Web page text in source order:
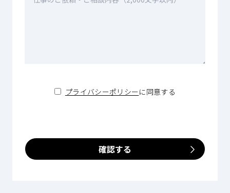
プライバシーポリシー に同意する
確認する